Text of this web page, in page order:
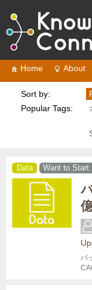
Home About
Sort by:
Popular Tags:
Data Want to Start
バ